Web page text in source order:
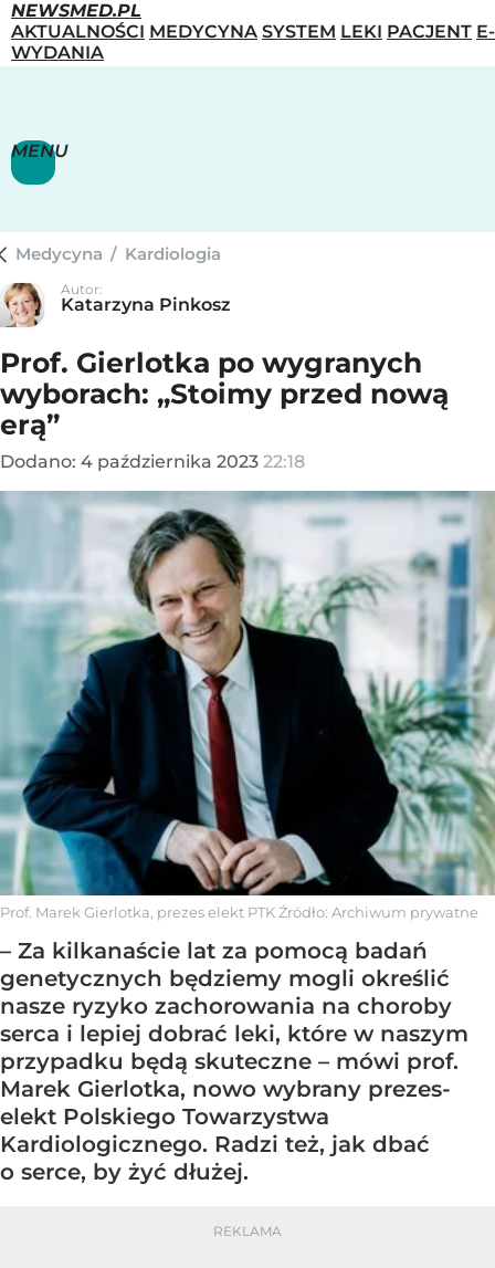
NEWSMED.PL
AKTUALNOŚCI MEDYCYNA SYSTEM LEKI PACJENT E-
WYDANIA
MENU
Medycyna / Kardiologia
Autor:
Katarzyna Pinkosz
Prof. Gierlotka po wygranych
wyborach: „Stoimy przed nową
erą”
Dodano: 4 października 2023 22:18
Prof. Marek Gierlotka, prezes elekt PTKŹródło: Archiwum prywatne
– Za kilkanaście lat za pomocą badań
genetycznych będziemy mogli określić
nasze ryzyko zachorowania na choroby
serca i lepiej dobrać leki, które w naszym
przypadku będą skuteczne – mówi prof.
Marek Gierlotka, nowo wybrany prezes-
elekt Polskiego Towarzystwa
Kardiologicznego. Radzi też, jak dbać
o serce, by żyć dłużej.